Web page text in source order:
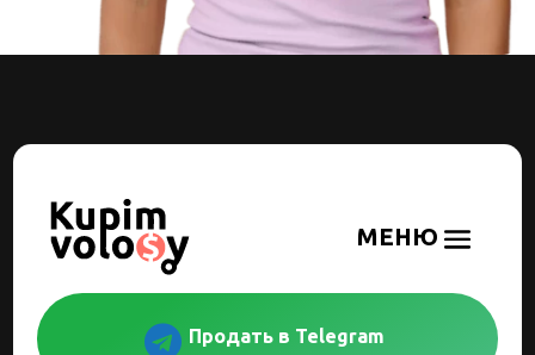
 Продать в Telegram